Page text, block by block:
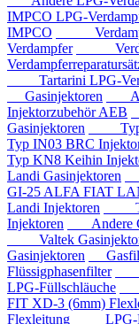
IMPCO LPG-
IMPCO
Verdampfer
Tartarini LPG-
Gasinjektoren
Injektorzubehör AEB
Gasinjektoren
Typ
Typ IN03 BRC
Typ KN8 Keihin
Landi Gasinjektoren
GI-25 ALFA FIAT
Landi Injektoren
Typ
Injektoren
Andere
Valtek
Gasinjektoren
Flüssigphasenfilter
LPG-Füllschläuche
FIT XD-3 (6mm)
Flexleitung
LPG-